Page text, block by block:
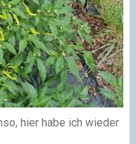
hier habe ich wieder